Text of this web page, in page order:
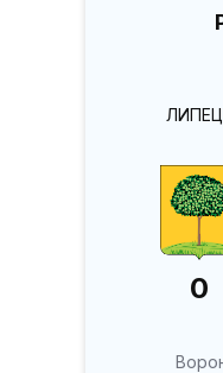
0